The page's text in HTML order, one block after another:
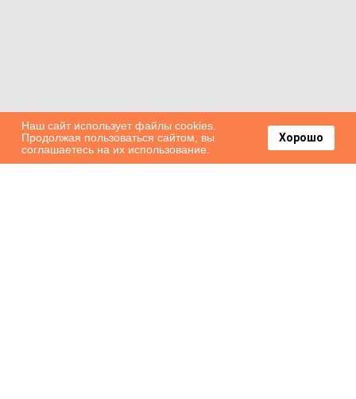
Наш сайт использует файлы cookies.
Продолжая пользоваться сайтом, вы
соглашаетесь на их использование.
Хорошо